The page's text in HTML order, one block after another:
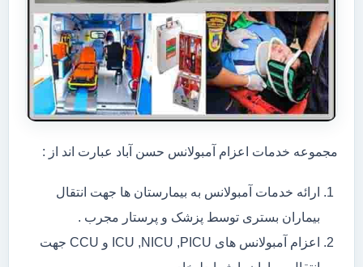
مجموعه خدمات اعزام آمبولانس حسن آباد عبارت اند از :
ارائه خدمات آمبولانس به بیمارستان ها جهت انتقال
بیماران بستری توسط پزشک و پرستار مجرب .
اعزام آمبولانس های ICU ,NICU ,PICU و CCU جهت